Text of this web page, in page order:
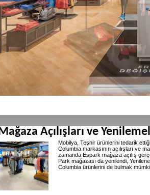
Açılışları ve
Mobilya, Teşhir ürünlerini tedarik
Columbia markasının açılışları ve
zamanda Espark mağaza açılış
Park mağazası da yenilendi,
Columbia ürünlerini de bulmak